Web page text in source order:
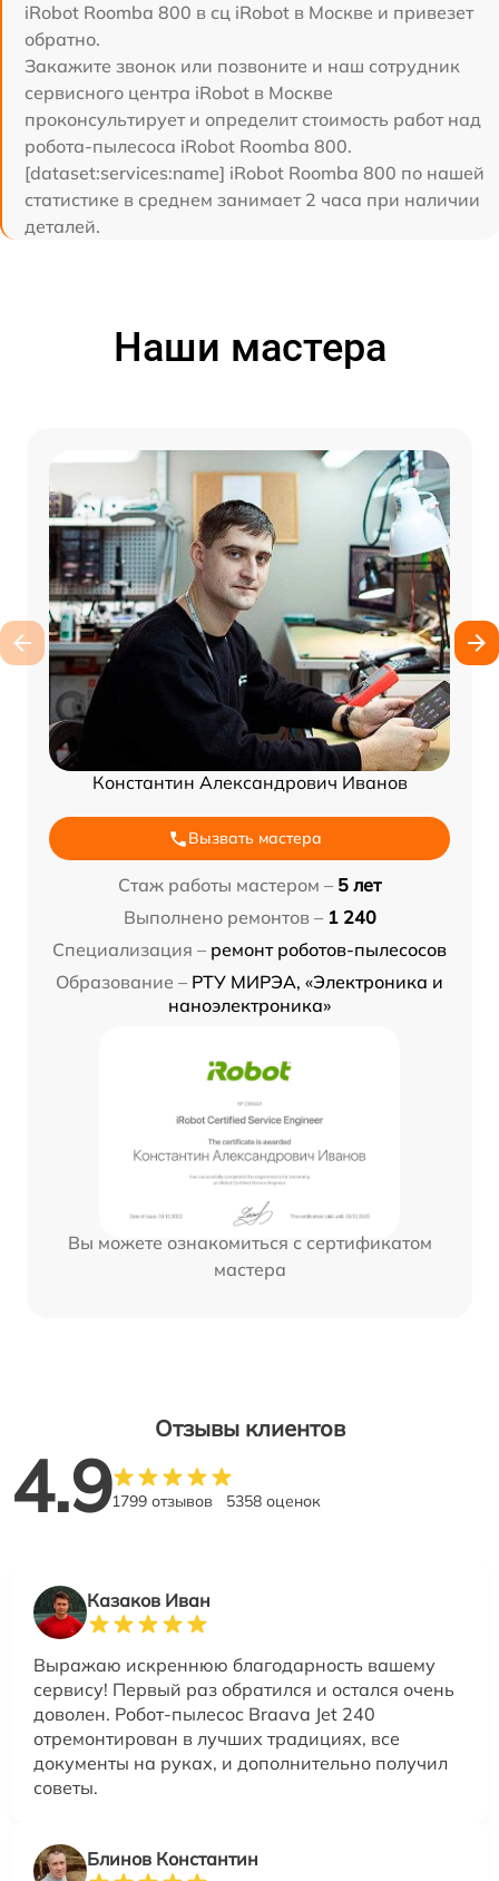
iRobot Roomba 800 в сц iRobot в Москве и привезет
обратно.
Закажите звонок или позвоните и наш сотрудник
сервисного центра iRobot в Москве
проконсультирует и определит стоимость работ над
робота-пылесоса iRobot Roomba 800.
[dataset:services:name] iRobot Roomba 800 по нашей
статистике в среднем занимает 2 часа при наличии
деталей.
Наши мастера
Константин Александрович Иванов
Вызвать мастера
Стаж работы мастером – 5 лет
Выполнено ремонтов – 1 240
Специализация – ремонт роботов-пылесосов
Образование – РТУ МИРЭА, «Электроника и
наноэлектроника»
Вы можете ознакомиться с сертификатом
мастера
Отзывы клиентов
4.91799 отзывов 5358 оценок
Казаков Иван
Выражаю искреннюю благодарность вашему
сервису! Первый раз обратился и остался очень
доволен. Робот-пылесос Braava Jet 240
отремонтирован в лучших традициях, все
документы на руках, и дополнительно получил
советы.
Блинов Константин